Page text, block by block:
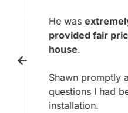
He was
provided fair
house.
Shawn promptly
questions I had
installation.